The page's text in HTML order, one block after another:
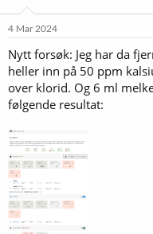
4 Mar 2024
Nytt forsøk: Jeg har da
heller inn på 50 ppm
over klorid. Og 6 ml
følgende resultat: